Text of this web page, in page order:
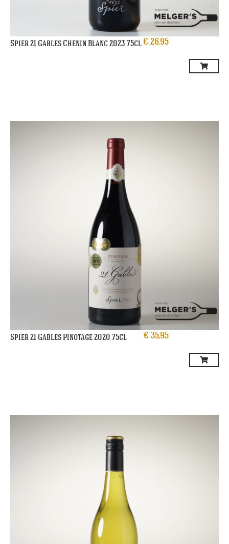
Spier 21 Gables Chenin Blanc 2023 75cl€ 26,95
Spier 21 Gables Pinotage 2020 75cl € 35,95